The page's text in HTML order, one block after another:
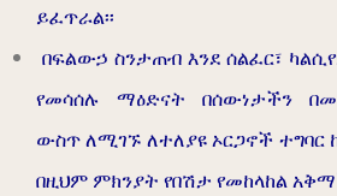
ይፈጥራል፡፡
በፍልውኃ ስንታጠብ እንደ ሰልፈር፣
የመሳሰሉ ማዕድናት በሰውነታችን
ውስጥ ለሚገኙ ለተለያዩ ኦርጋኖች
በዚህም ምክንያት የበሽታ የመከላከል